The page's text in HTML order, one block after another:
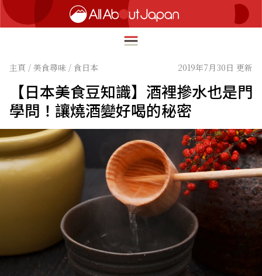
English
简体中文
繁體中文
ภาษาไทย
한국어
日本語
HOME
深度旅遊
美食尋味
流行文化
創新趨勢
在地故事
主頁 / 美食尋味 / 食日本 2019年7月30日 更新
【日本美食豆知識】酒裡摻水也是門
學問！讓燒酒變好喝的秘密